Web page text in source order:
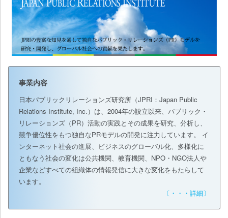
事業内容
日本パブリックリレーションズ研究所（JPRI：Japan Public
Relations Institute, Inc.）は、2004年の設立以来、パブリック・
リレーションズ（PR）活動の実践とその成果を研究、分析し、
競争優位性をもつ独自なPRモデルの開発に注力しています。 イ
ンターネット社会の進展、ビジネスのグローバル化、多様化に
ともなう社会の変化は公共機関、教育機関、NPO・NGO法人や
企業などすべての組織体の情報発信に大きな変化をもたらして
います。
〔・・・詳細〕